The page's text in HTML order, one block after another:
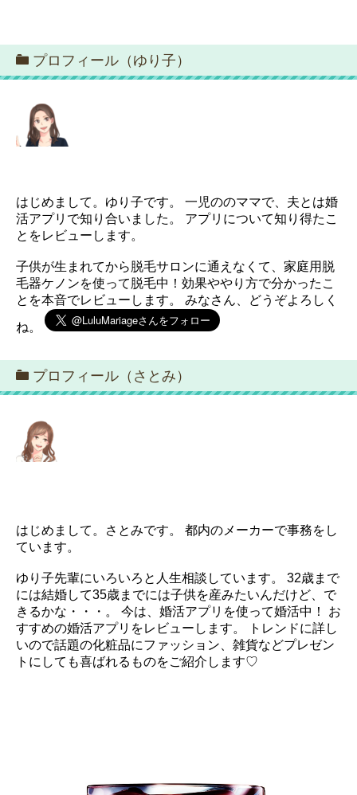
プロフィール（ゆり子）
はじめまして。ゆり子です。 一児ののママで、夫とは婚
活アプリで知り合いました。 アプリについて知り得たこ
とをレビューします。
子供が生まれてから脱毛サロンに通えなくて、家庭用脱
毛器ケノンを使って脱毛中！効果ややり方で分かったこ
とを本音でレビューします。 みなさん、どうぞよろしく
ね。
プロフィール（さとみ）
はじめまして。さとみです。 都内のメーカーで事務をし
ています。
ゆり子先輩にいろいろと人生相談しています。 32歳まで
には結婚して35歳までには子供を産みたいんだけど、で
きるかな・・・。 今は、婚活アプリを使って婚活中！ お
すすめの婚活アプリをレビューします。 トレンドに詳し
いので話題の化粧品にファッション、雑貨などプレゼン
トにしても喜ばれるものをご紹介します♡